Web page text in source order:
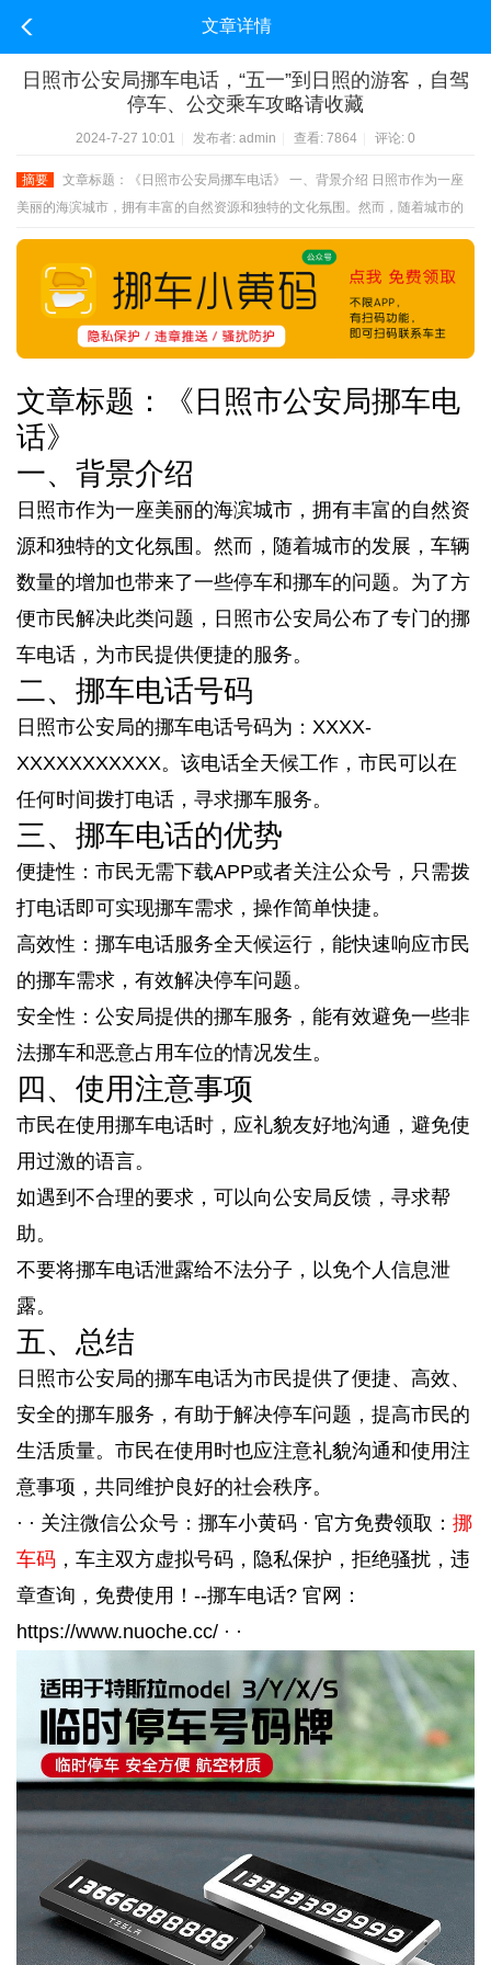
文章详情
日照市公安局挪车电话，“五一”到日照的游客，自驾
停车、公交乘车攻略请收藏
2024-7-27 10:01 发布者: admin 查看: 7864 评论: 0
摘要
文章标题：《日照市公安局挪车电话》 一、背景介绍 日照市作为一座
美丽的海滨城市，拥有丰富的自然资源和独特的文化氛围。然而，随着城市的
文章标题：《日照市公安局挪车电
话》
一、背景介绍
日照市作为一座美丽的海滨城市，拥有丰富的自然资
源和独特的文化氛围。然而，随着城市的发展，车辆
数量的增加也带来了一些停车和挪车的问题。为了方
便市民解决此类问题，日照市公安局公布了专门的挪
车电话，为市民提供便捷的服务。
二、挪车电话号码
日照市公安局的挪车电话号码为：XXXX-
XXXXXXXXXXX。该电话全天候工作，市民可以在
任何时间拨打电话，寻求挪车服务。
三、挪车电话的优势
便捷性：市民无需下载APP或者关注公众号，只需拨
打电话即可实现挪车需求，操作简单快捷。
高效性：挪车电话服务全天候运行，能快速响应市民
的挪车需求，有效解决停车问题。
安全性：公安局提供的挪车服务，能有效避免一些非
法挪车和恶意占用车位的情况发生。
四、使用注意事项
市民在使用挪车电话时，应礼貌友好地沟通，避免使
用过激的语言。
如遇到不合理的要求，可以向公安局反馈，寻求帮
助。
不要将挪车电话泄露给不法分子，以免个人信息泄
露。
五、总结
日照市公安局的挪车电话为市民提供了便捷、高效、
安全的挪车服务，有助于解决停车问题，提高市民的
生活质量。市民在使用时也应注意礼貌沟通和使用注
意事项，共同维护良好的社会秩序。
· · 关注微信公众号：挪车小黄码 · 官方免费领取： 挪
车码 ，车主双方虚拟号码，隐私保护，拒绝骚扰，违
章查询，免费使用！--挪车电话? 官网：
https://www.nuoche.cc/ · ·